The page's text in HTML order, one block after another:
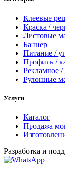
Клеевые
Краска /
Листовые
Баннер
Питание /
Профиль /
Рекламное /
Рулонные
Услуги
Каталог
Продажа
Разработка и